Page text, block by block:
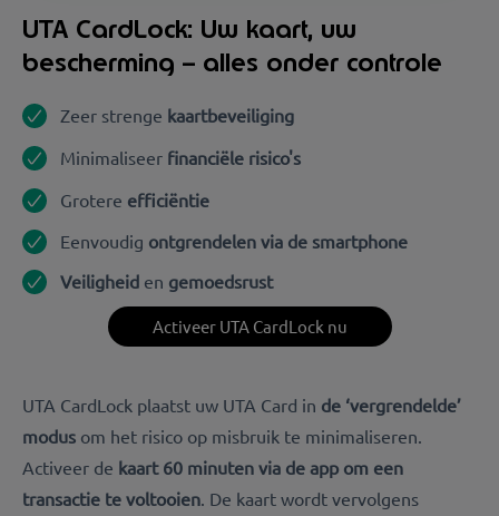
UTA CardLock: Uw kaart, uw
bescherming – alles onder controle
Zeer strenge kaartbeveiliging
Minimaliseer financiële risico's
Grotere efficiëntie
Eenvoudig ontgrendelen via de smartphone
Veiligheid en gemoedsrust
Activeer UTA CardLock nu
UTA CardLock plaatst uw UTA Card in de ‘vergrendelde’
modus om het risico op misbruik te minimaliseren.
Activeer de kaart 60 minuten via de app om een
transactie te voltooien . De kaart wordt vervolgens